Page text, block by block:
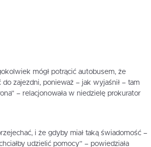
mógł potrącić autobusem, że
zajezdni, ponieważ – jak wyjaśnił – tam
– relacjonowała w niedzielę prokurator
i że gdyby miał taką świadomość –
udzielić pomocy” – powiedziała